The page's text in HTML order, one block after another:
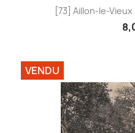
[73] Aillon-le-
VENDU